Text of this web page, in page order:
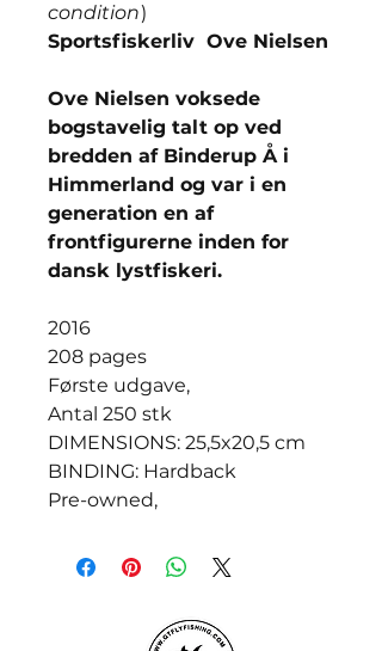
condition)
Sportsfiskerliv Ove Nielsen
Ove Nielsen voksede
bogstavelig talt op ved
bredden af Binderup Å i
Himmerland og var i en
generation en af
frontfigurerne inden for
dansk lystfiskeri.
2016
208 pages
Første udgave,
Antal 250 stk
DIMENSIONS: 25,5x20,5 cm
BINDING: Hardback
Pre-owned,